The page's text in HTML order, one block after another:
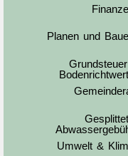
Planen und
Umwelt &